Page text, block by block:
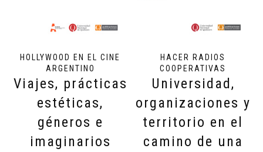
HOLLYWOOD EN EL CINE
ARGENTINO
Viajes, prácticas
estéticas,
géneros e
imaginarios
HACER RADIOS
COOPERATIVAS
Universidad,
organizaciones y
territorio en el
camino de una